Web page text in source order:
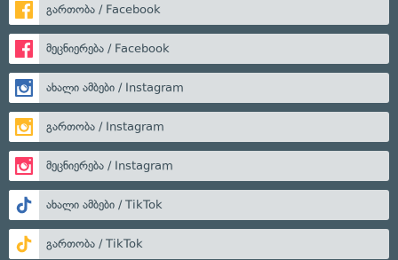
გართობა / Facebook
მეცნიერება / Facebook
ახალი ამბები / Instagram
გართობა / Instagram
მეცნიერება / Instagram
ახალი ამბები / TikTok
გართობა / TikTok